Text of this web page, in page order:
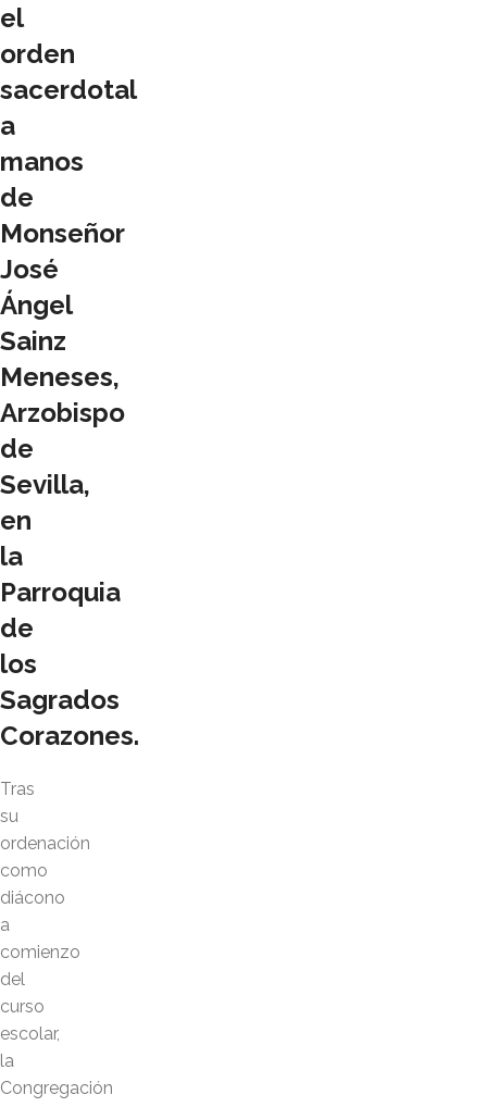
el
orden
sacerdotal
a
manos
de
Monseñor
José
Ángel
Sainz
Meneses,
Arzobispo
de
Sevilla,
en
la
Parroquia
de
los
Sagrados
Corazones.
Tras
su
ordenación
como
diácono
a
comienzo
del
curso
escolar,
la
Congregación